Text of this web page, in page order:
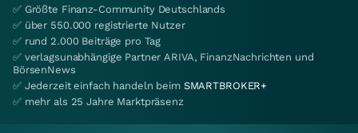
✅ Größte Finanz-Community Deutschlands
✅ über 550.000 registrierte Nutzer
✅ rund 2.000 Beiträge pro Tag
✅ verlagsunabhängige Partner ARIVA, FinanzNachrichten und
BörsenNews
✅ Jederzeit einfach handeln beim SMARTBROKER+
✅ mehr als 25 Jahre Marktpräsenz